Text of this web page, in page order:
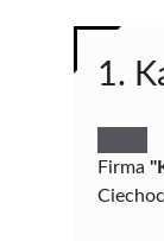
1.
Firma